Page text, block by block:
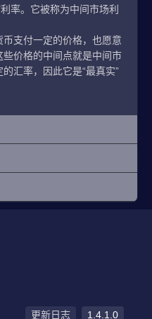
率。它被称为中间市场利
支付一定的价格，也愿意
价格的中间点就是中间市
汇率，因此它是“最真实”
更新日志 1.4.1.0